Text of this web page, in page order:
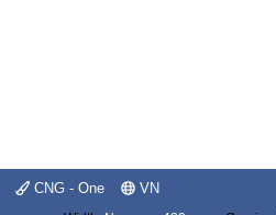
CNG - One VN